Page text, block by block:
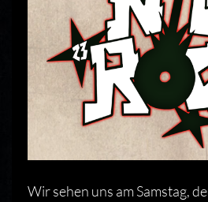
Wir sehen uns am Samstag,